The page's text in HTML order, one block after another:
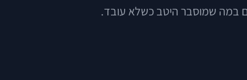
במה שמוסבר היטב כשלא עובד.